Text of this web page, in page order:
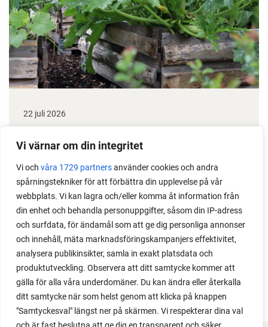
Vi värnar om din integritet
Vi och våra 1729 partnersanvänder cookies och andra
spårningstekniker för att förbättra din upplevelse på vår
webbplats. Vi kan lagra och/eller komma åt information från
din enhet och behandla personuppgifter, såsom din IP-adress
och surfdata, för ändamål som att ge dig personliga annonser
och innehåll, mäta marknadsföringskampanjers effektivitet,
analysera publikinsikter, samla in exakt platsdata och
produktutveckling. Observera att ditt samtycke kommer att
gälla för alla våra underdomäner. Du kan ändra eller återkalla
ditt samtycke när som helst genom att klicka på knappen
"Samtyckesval" längst ner på skärmen. Vi respekterar dina val
22 juli 2026
växter i en pallkrage tillsammans med andra växter.
Perfekt om du vill odla mycket i på liten yta.